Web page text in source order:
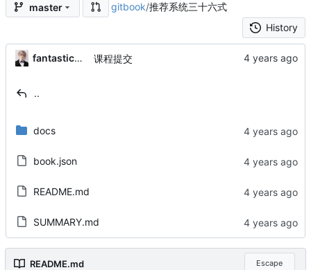
master gitbook/推荐系统三十六式
History
fantasticbin 课程提交
..
docs
book.json
README.md
SUMMARY.md
README.md Escape